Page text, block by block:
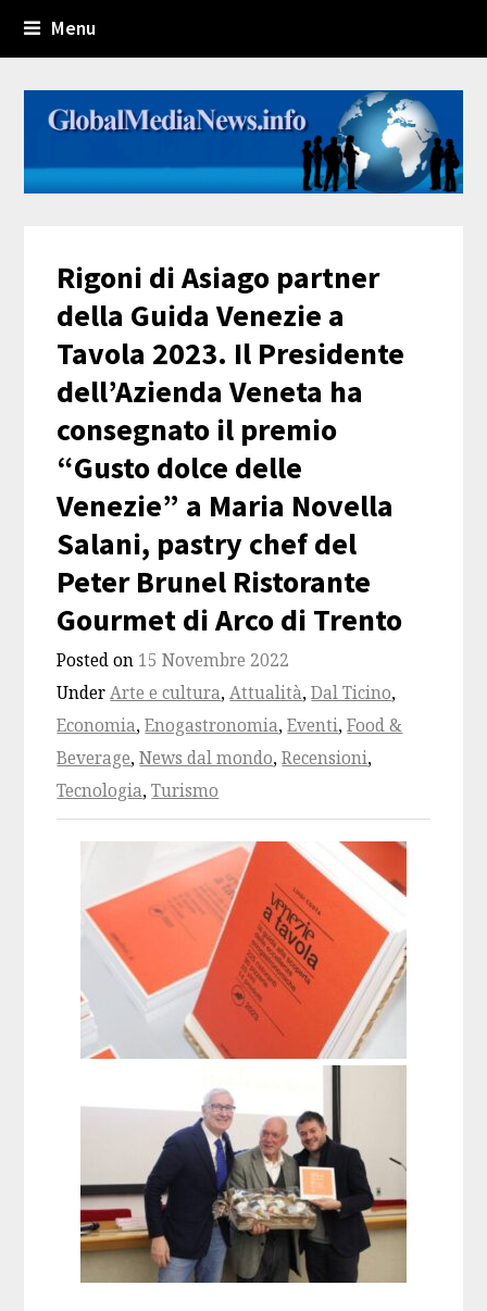
Menu
Rigoni di Asiago partner
della Guida Venezie a
Tavola 2023. Il Presidente
dell’Azienda Veneta ha
consegnato il premio
“Gusto dolce delle
Venezie” a Maria Novella
Salani, pastry chef del
Peter Brunel Ristorante
Gourmet di Arco di Trento
Posted on 15 Novembre 2022
UnderArte e cultura,Attualità,Dal Ticino,
Economia,Enogastronomia,Eventi,Food &
Beverage,News dal mondo,Recensioni,
Tecnologia,Turismo